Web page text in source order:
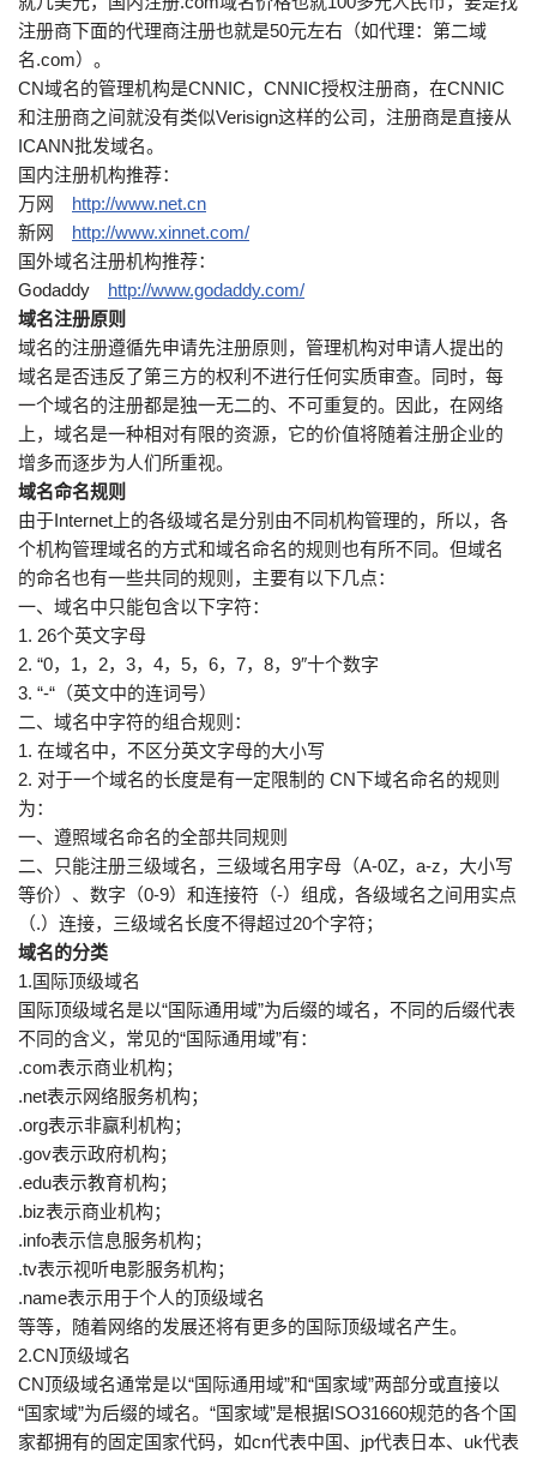
注册商下面的代理商注册也就是50元左右（如代理：第二域
名.com）。
CN域名的管理机构是CNNIC，CNNIC授权注册商，在CNNIC
和注册商之间就没有类似Verisign这样的公司，注册商是直接从
ICANN批发域名。
国内注册机构推荐：
万网 http://www.net.cn
新网 http://www.xinnet.com/
国外域名注册机构推荐：
Godaddy http://www.godaddy.com/
域名注册原则
域名的注册遵循先申请先注册原则，管理机构对申请人提出的
域名是否违反了第三方的权利不进行任何实质审查。同时，每
一个域名的注册都是独一无二的、不可重复的。因此，在网络
上，域名是一种相对有限的资源，它的价值将随着注册企业的
增多而逐步为人们所重视。
域名命名规则
由于Internet上的各级域名是分别由不同机构管理的，所以，各
个机构管理域名的方式和域名命名的规则也有所不同。但域名
的命名也有一些共同的规则，主要有以下几点：
一、域名中只能包含以下字符：
1. 26个英文字母
2. “0，1，2，3，4，5，6，7，8，9″十个数字
3. “-“（英文中的连词号）
二、域名中字符的组合规则：
1. 在域名中，不区分英文字母的大小写
2. 对于一个域名的长度是有一定限制的 CN下域名命名的规则
为：
一、遵照域名命名的全部共同规则
二、只能注册三级域名，三级域名用字母（A-0Z，a-z，大小写
等价）、数字（0-9）和连接符（-）组成，各级域名之间用实点
（.）连接，三级域名长度不得超过20个字符；
域名的分类
1.国际顶级域名
国际顶级域名是以“国际通用域”为后缀的域名，不同的后缀代表
不同的含义，常见的“国际通用域”有：
.com表示商业机构；
.net表示网络服务机构；
.org表示非赢利机构；
.gov表示政府机构；
.edu表示教育机构；
.biz表示商业机构；
.info表示信息服务机构；
.tv表示视听电影服务机构；
.name表示用于个人的顶级域名
等等，随着网络的发展还将有更多的国际顶级域名产生。
2.CN顶级域名
CN顶级域名通常是以“国际通用域”和“国家域”两部分或直接以
“国家域”为后缀的域名。“国家域”是根据ISO31660规范的各个国
家都拥有的固定国家代码，如cn代表中国、jp代表日本、uk代表